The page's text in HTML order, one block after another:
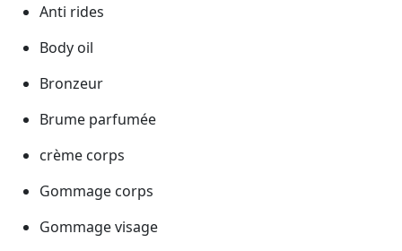
Anti rides
Body oil
Bronzeur
Brume parfumée
crème corps
Gommage corps
Gommage visage